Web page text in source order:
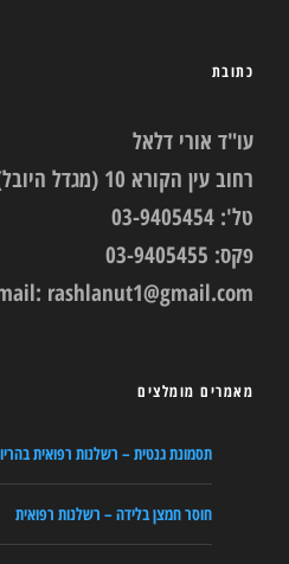
כתובת
עו"ד אורי דלאל
רחוב עין הקורא 10 (מגדל היובל) ראשון לציון קומה 9.
טל': 03-9405454
פקס: 03-9405455
rashlanut1@gmail.com
מאמרים מומלצים
תסמונת גנטית – רשלנות רפואית
חוסר חמצן בלידה – רשלנות רפואית